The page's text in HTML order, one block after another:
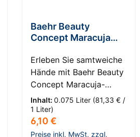
Baehr Beauty
Concept Maracuja
Erleben Sie samtweiche
Hände mit Baehr Beauty
Concept Maracuja-
Handcreme Verwöhnen
Sie Ihre Hände mit der
kraftvollen Formel der
Baehr Beauty Concept
Inhalt:0.075 Liter (81,33 € /
1 Liter)
Regulärer Preis:
6,10 €
Preise inkl. MwSt. zzgl.